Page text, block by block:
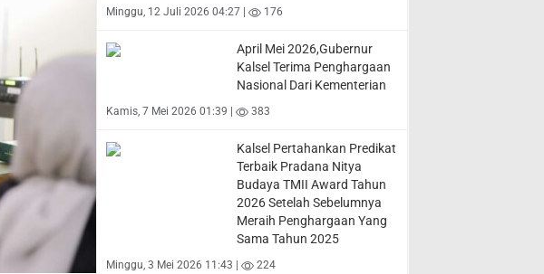
Minggu, 12 Juli 2026 04:27 | 176
April Mei 2026,Gubernur
Kalsel Terima Penghargaan
Nasional Dari Kementerian
Kamis, 7 Mei 2026 01:39 | 383
Kalsel Pertahankan Predikat
Terbaik Pradana Nitya
Budaya TMII Award Tahun
2026 Setelah Sebelumnya
Meraih Penghargaan Yang
Sama Tahun 2025
Minggu, 3 Mei 2026 11:43 | 224